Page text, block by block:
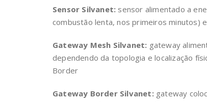
Sensor Silvanet: sensor alimentado a
combustão lenta, nos primeiros minutos)
Gateway Mesh Silvanet: gateway
dependendo da topologia e localização
Border
Gateway Border Silvanet: gateway